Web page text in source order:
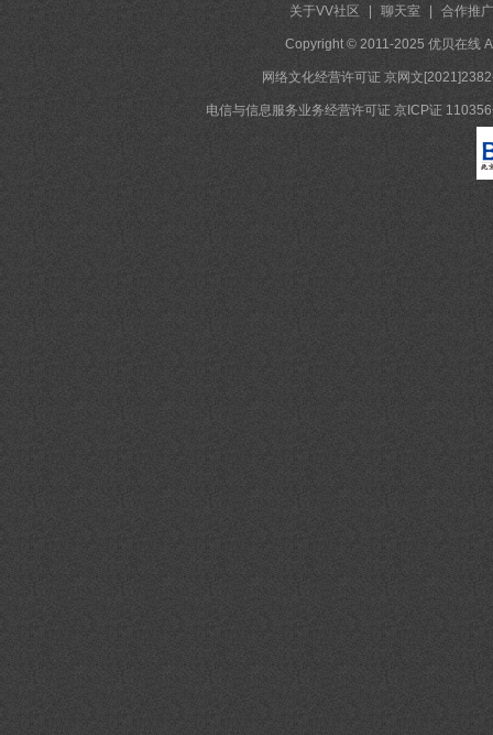
关于VV社区 聊天室 合作推广
Copyright © 2011-2025 优贝在线
网络文化经营许可证 京网文
电信与信息服务业务经营许可证 京ICP证